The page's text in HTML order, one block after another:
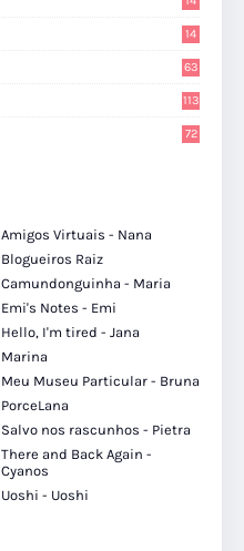
14
63
113
72
Amigos Virtuais - Nana
Blogueiros Raiz
Camundonguinha - Maria
Emi's Notes - Emi
Hello, I'm tired - Jana
Marina
Meu Museu Particular - Bruna
PorceLana
Salvo nos rascunhos - Pietra
There and Back Again -
Cyanos
Uoshi - Uoshi